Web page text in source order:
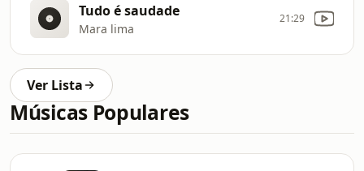
Tudo é saudade
Mara lima
21:29
Ver Lista
Músicas Populares